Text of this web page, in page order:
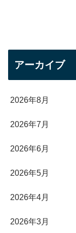
アーカイブ
2026年8月
2026年7月
2026年6月
2026年5月
2026年4月
2026年3月